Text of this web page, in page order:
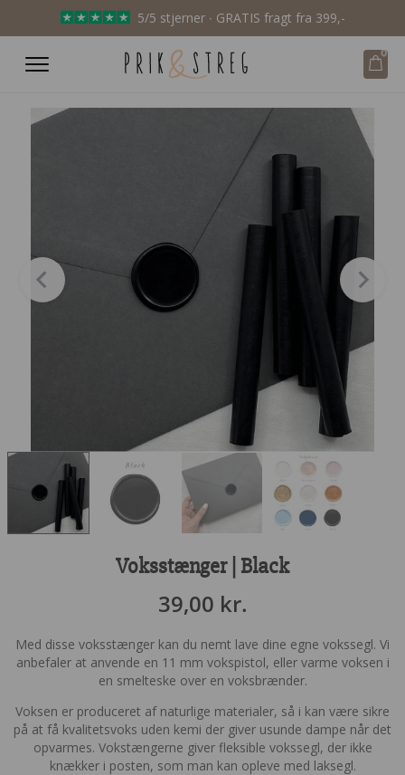
5/5 stjerner ∙ GRATIS fragt fra 399,-
0
Voksstænger | Black
39,00 kr.
Med disse voksstænger kan du nemt lave dine egne vokssegl. Vi
anbefaler at anvende en 11 mm vokspistol, eller varme voksen i
en smelteske over en voksbrænder.
Voksen er produceret af naturlige materialer, så i kan være sikre
på at få kvalitetsvoks uden kemi der giver usunde dampe når det
opvarmes. Vokstængerne giver fleksible vokssegl, der ikke
knækker i posten, som man kan opleve med laksegl.